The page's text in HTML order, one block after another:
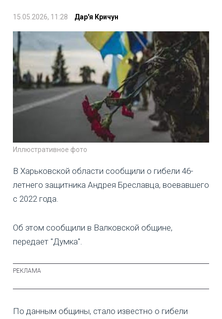
15.05.2026, 11:28 Дар'я Кричун
Иллюстративное фото
В Харьковской области сообщили о гибели 46-
летнего защитника Андрея Бреславца, воевавшего
с 2022 года.
Об этом сообщили в Валковской общине,
передает "Думка".
По данным общины, стало известно о гибели